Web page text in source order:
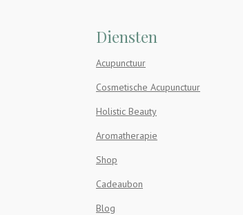
Diensten
Acupunctuur
Cosmetische Acupunctuur
Holistic Beauty
Aromatherapie
Shop
Cadeaubon
Blog